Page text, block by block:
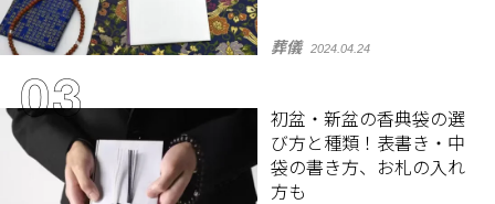
葬儀 2024.04.24
初盆・新盆の香典袋の選
び方と種類！表書き・中
袋の書き方、お札の入れ
方も